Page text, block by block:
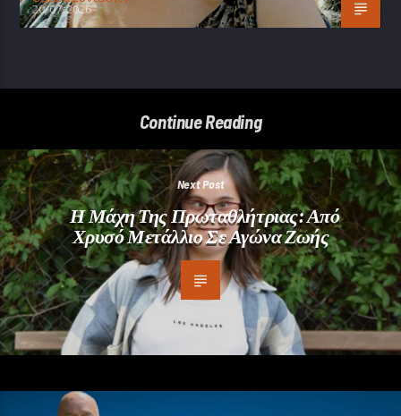
20/07/2026
Continue Reading
Next Post
Η Μάχη Της Πρωταθλήτριας: Από
Χρυσό Μετάλλιο Σε Αγώνα Ζωής